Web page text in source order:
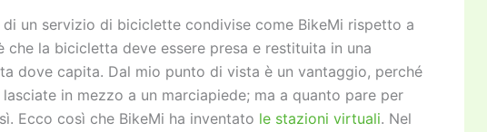
un servizio di biciclette condivise come BikeMi rispetto a
che la bicicletta deve essere presa e restituita in una
dove capita. Dal mio punto di vista è un vantaggio, perché
in mezzo a un marciapiede; ma a quanto pare per
Ecco così che BikeMi ha inventato le stazioni virtuali. Nel